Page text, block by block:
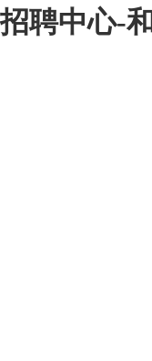
招聘中心-